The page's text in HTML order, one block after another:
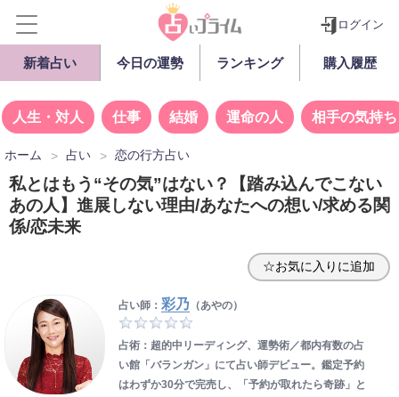
ログイン
新着占い 今日の運勢 ランキング 購入履歴
人生・対人 仕事 結婚 運命の人 相手の気持ち
ホーム 占い 恋の行方占い
私とはもう“その気”はない？【踏み込んでこない
あの人】進展しない理由/あなたへの想い/求める関
係/恋未来
☆お気に入りに追加
占い師： 彩乃（あやの）
占術：超的中リーディング、運勢術／都内有数の占
い館「バランガン」にて占い師デビュー。鑑定予約
はわずか30分で完売し、「予約が取れたら奇跡」と